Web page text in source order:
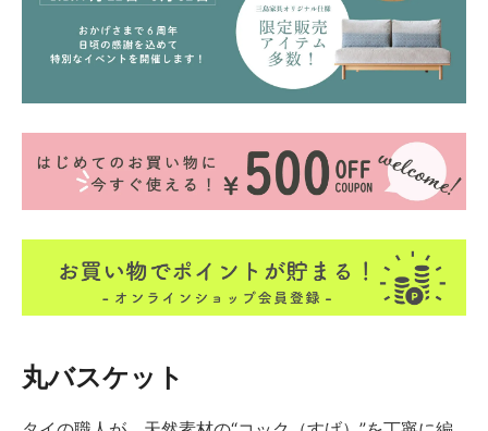
丸バスケット